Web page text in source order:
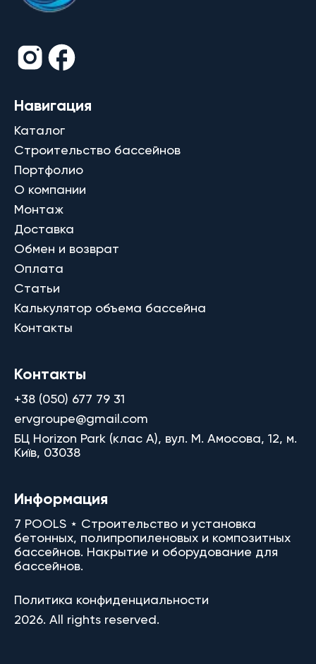
Навигация
Каталог
Строительство бассейнов
Портфолио
О компании
Монтаж
Доставка
Обмен и возврат
Оплата
Статьи
Калькулятор объема бассейна
Контакты
Контакты
+38 (050) 677 79 31
ervgroupe@gmail.com
БЦ Horizon Park (клас A), вул. М. Амосова, 12, м.
Київ, 03038
Информация
7 POOLS ⋆ Строительство и установка
бетонных, полипропиленовых и композитных
бассейнов. Накрытие и оборудование для
бассейнов.
Политика конфиденциальности
2026. All rights reserved.